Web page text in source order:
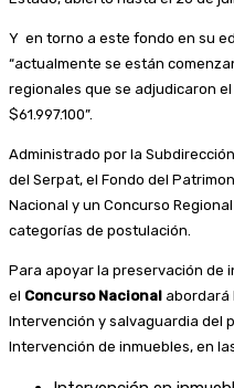
Y en torno a este fondo en su
“actualmente se están
regionales que se adjudicaron
$61.997.100”.
Administrado por la
del Serpat, el Fondo del
Nacional y un Concurso
categorías de postulación.
Para apoyar la preservación de
el Concurso Nacional abordará
Intervención y salvaguardia del
Intervención de inmuebles, en